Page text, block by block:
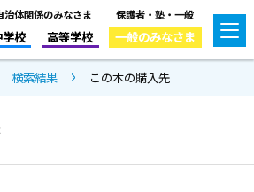
治体関係のみなさま
学校 高等学校
保護者・塾・一般
一般のみなさま
検索結果 この本の購入先